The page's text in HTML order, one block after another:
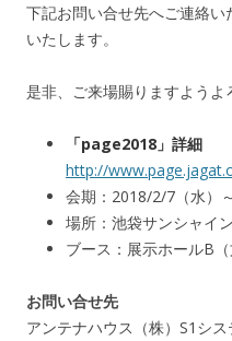
下記お問い合せ先へご連絡い
いたします。
是非、ご来場賜りますようよ
「page2018」詳細
http://
会期：2018/2/7（水）
場所：池袋サンシャイ
ブース：展示ホールB（
お問い合せ先
アンテナハウス（株）S1シ